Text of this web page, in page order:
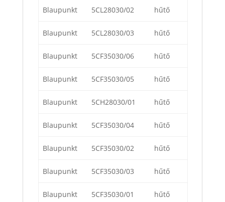
Blaupunkt 5CL28030/02 hűtő
Blaupunkt 5CL28030/03 hűtő
Blaupunkt 5CF35030/06 hűtő
Blaupunkt 5CF35030/05 hűtő
Blaupunkt 5CH28030/01 hűtő
Blaupunkt 5CF35030/04 hűtő
Blaupunkt 5CF35030/02 hűtő
Blaupunkt 5CF35030/03 hűtő
Blaupunkt 5CF35030/01 hűtő